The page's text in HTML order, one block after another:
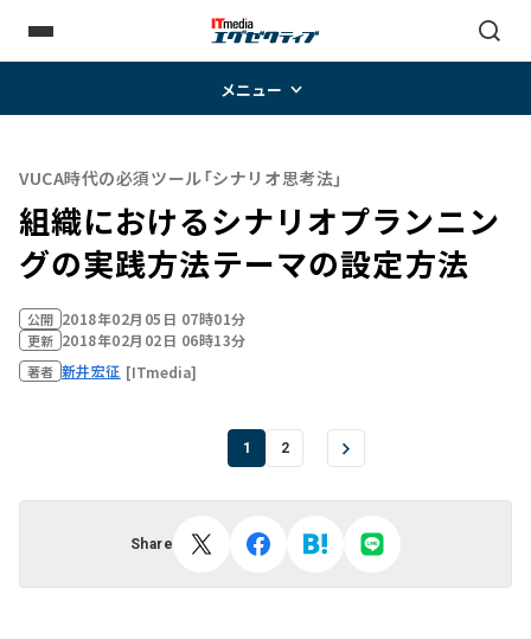
メニュー
VUCA時代の必須ツール「シナリオ思考法」
組織におけるシナリオプランニン
グの実践方法――テーマの設定方法
公開 2018年02月05日 07時01分
更新 2018年02月02日 06時13分
著者 新井宏征 [ITmedia]
1 2
Share